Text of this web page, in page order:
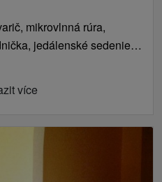
mikrovlnná rúra,
jedálenské sedenie.
více